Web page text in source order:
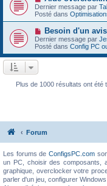
s
a
g
e
u
m
e
s
a
g
e
o
u
v
e
a
u
m
e
g
Dernier message par
Posté dans
N
o
u
v
e
m
e
Besoin d'un
Dernier message par
Posté dans Config PC
Plus de 1000 résultats ont été
Forum
Les forums deConfigsPC.com
un PC, choisir des composants,
graphique, overclocker votre
parler d'un jeu, configurer